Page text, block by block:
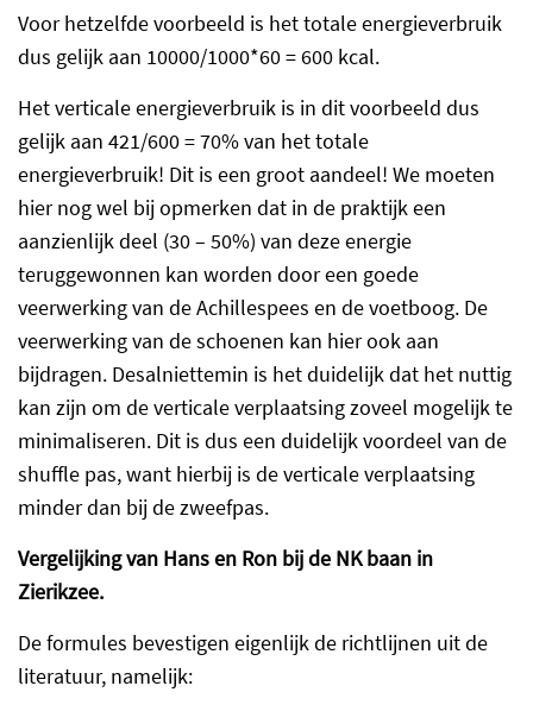
Voor hetzelfde voorbeeld is het totale energieverbruik
dus gelijk aan 10000/1000*60 = 600 kcal.
Het verticale energieverbruik is in dit voorbeeld dus
gelijk aan 421/600 = 70% van het totale
energieverbruik! Dit is een groot aandeel! We moeten
hier nog wel bij opmerken dat in de praktijk een
aanzienlijk deel (30 – 50%) van deze energie
teruggewonnen kan worden door een goede
veerwerking van de Achillespees en de voetboog. De
veerwerking van de schoenen kan hier ook aan
bijdragen. Desalniettemin is het duidelijk dat het nuttig
kan zijn om de verticale verplaatsing zoveel mogelijk te
minimaliseren. Dit is dus een duidelijk voordeel van de
shuffle pas, want hierbij is de verticale verplaatsing
minder dan bij de zweefpas.
Vergelijking van Hans en Ron bij de NK baan in
Zierikzee.
De formules bevestigen eigenlijk de richtlijnen uit de
literatuur, namelijk: